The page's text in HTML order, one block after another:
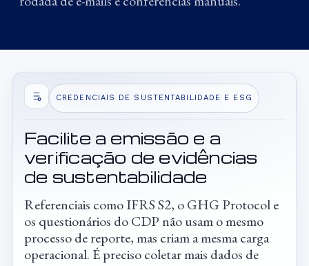
CREDENCIAIS DE SUSTENTABILIDADE E ESG
Facilite a emissão e a
verificação de evidências
de sustentabilidade
Referenciais como IFRS S2, o GHG Protocol e
os questionários do CDP não usam o mesmo
processo de reporte, mas criam a mesma carga
operacional. É preciso coletar mais dados de